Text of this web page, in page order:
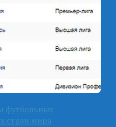
футбольных
стран мира